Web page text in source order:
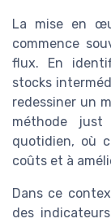
La mise en
commence
flux. En
stocks
redessiner un
méthode
quotidien, où
coûts et à
Dans ce
des